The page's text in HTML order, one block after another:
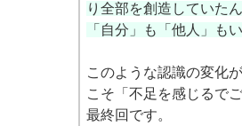
り全部を創造していたん
「自分」も「他人」も
このような認識の変化
こそ「不足を感じるで
最終回です。